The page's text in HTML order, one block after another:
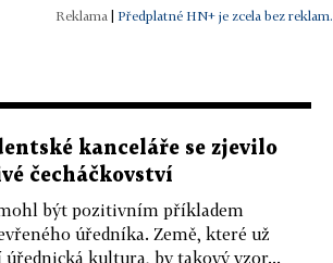
| Předplatné HN+ je zcela bez reklam.
kanceláře se zjevilo
čecháčkovství
být pozitivním příkladem
úředníka. Země, které už
kultura, by takový vzor...